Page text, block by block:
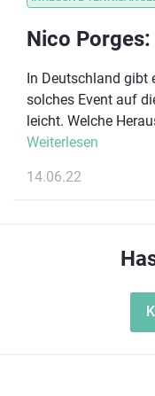
In Deutschland gibt
solches Event auf
leicht. Welche
Nico Porges, der
veranstaltet hat. Im
Weiterlesen
14.06.22